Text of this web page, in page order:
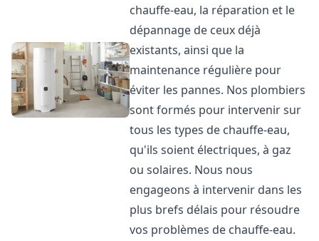
chauffe-eau, la réparation et le
dépannage de ceux déjà
existants, ainsi que la
maintenance régulière pour
éviter les pannes. Nos plombiers
sont formés pour intervenir sur
tous les types de chauffe-eau,
qu'ils soient électriques, à gaz
ou solaires. Nous nous
engageons à intervenir dans les
plus brefs délais pour résoudre
vos problèmes de chauffe-eau.